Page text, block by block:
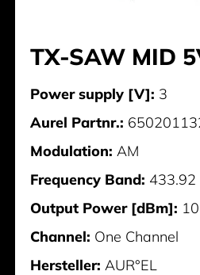
TX-SAW MID
Power supply [V]: 3
Aurel Partnr.:
Modulation: AM
Frequency Band: 433.92
Output Power [dBm]:
Channel: One Channel
Hersteller: AUR°EL